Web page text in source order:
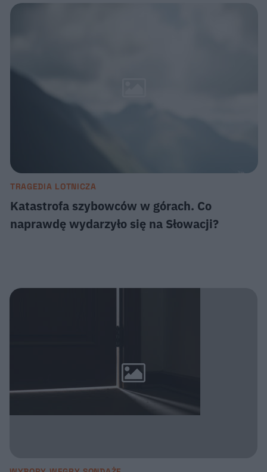
TRAGEDIA LOTNICZA
Katastrofa szybowców w górach. Co
naprawdę wydarzyło się na Słowacji?